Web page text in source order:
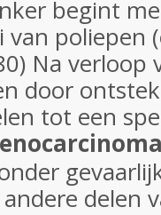
begint
van poliepen
Na verloop
door
tot een
delen